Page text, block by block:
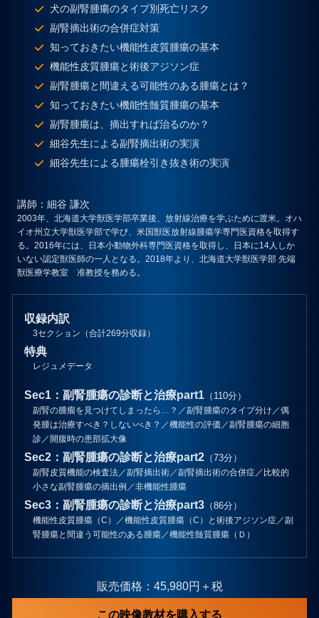
犬の副腎腫瘍のタイプ別死亡リスク
副腎摘出術の合併症対策
知っておきたい機能性皮質腫瘍の基本
機能性皮質腫瘍と術後アジソン症
副腎腫瘍と間違える可能性のある腫瘍とは？
知っておきたい機能性髄質腫瘍の基本
副腎腫瘍は、摘出すれば治るのか？
細谷先生による副腎摘出術の実演
細谷先生による腫瘍栓引き抜き術の実演
講師 ：細谷 謙次
2003年、北海道大学獣医学部卒業後、放射線治療を学ぶために渡米。オハ
イオ州立大学獣医学部で学び、米国獣医放射線腫瘍学専門医資格を取得す
る。2016年には、日本小動物外科専門医資格を取得し、日本に14人しか
いない認定獣医師の一人となる。2018年より、北海道大学獣医学部 先端
獣医療学教室 准教授を務める。
収録内訳
3セクション（合計269分収録）
特典
レジュメデータ
Sec1：副腎腫瘍の診断と治療part1（110分）
副腎の腫瘤を見つけてしまったら…？／副腎腫瘍のタイプ分け／偶
発腫は治療すべき？しないべき？／機能性の評価／副腎腫瘍の細胞
診／開腹時の患部拡大像
Sec2：副腎腫瘍の診断と治療part2（73分）
副腎皮質機能の検査法／副腎摘出術／副腎摘出術の合併症／比較的
小さな副腎腫瘍の摘出例／非機能性腫瘍
Sec3：副腎腫瘍の診断と治療part3（86分）
機能性皮質腫瘍（C）／機能性皮質腫瘍（C）と術後アジソン症／副
腎腫瘍と間違う可能性のある腫瘍／機能性髄質腫瘍（Ｄ）
販売価格：45,980円＋税
この映像教材を購入する